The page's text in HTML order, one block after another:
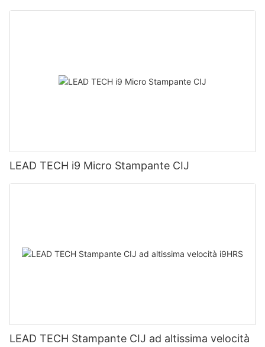
LEAD TECH i9 Micro Stampante CIJ
LEAD TECH Stampante CIJ ad altissima velocità